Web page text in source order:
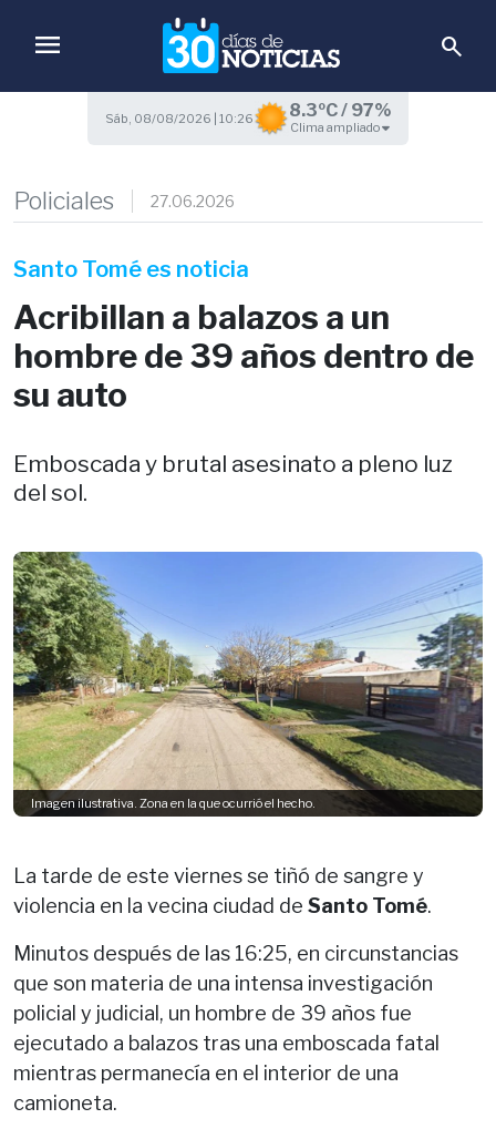
menu search
Sáb, 08/08/2026 | 10:26 8.3ºC / 97%
Clima ampliado
Policiales 27.06.2026
Santo Tomé es noticia
Acribillan a balazos a un
hombre de 39 años dentro de
su auto
Emboscada y brutal asesinato a pleno luz
del sol.
Imagen ilustrativa. Zona en la que ocurrió el hecho.
La tarde de este viernes se tiñó de sangre y
violencia en la vecina ciudad de Santo Tomé.
Minutos después de las 16:25, en circunstancias
que son materia de una intensa investigación
policial y judicial, un hombre de 39 años fue
ejecutado a balazos tras una emboscada fatal
mientras permanecía en el interior de una
camioneta.